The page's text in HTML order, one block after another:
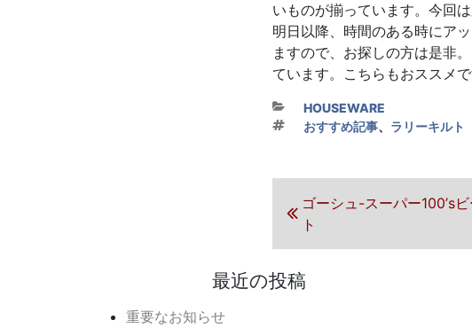
いものが揃っています。今回
明日以降、時間のある時にア
ますので、お探しの方は是非
ています。こちらもおススメで
カテゴリー
HOUSEWARE
タグ
おすすめ記事、 ラリーキルト
投稿ナビゲー
前の投稿
ゴーシュ-スーパー100’s
ト
最近の投稿
重要なお知らせ